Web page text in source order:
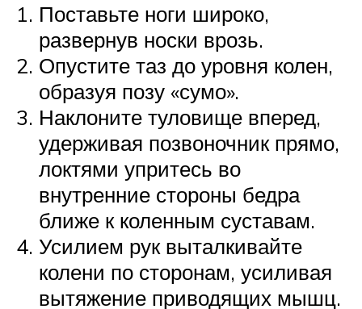
Поставьте ноги широко,
развернув носки врозь.
Опустите таз до уровня колен,
образуя позу «сумо».
Наклоните туловище вперед,
удерживая позвоночник прямо,
локтями упритесь во
внутренние стороны бедра
ближе к коленным суставам.
Усилием рук выталкивайте
колени по сторонам, усиливая
вытяжение приводящих мышц.